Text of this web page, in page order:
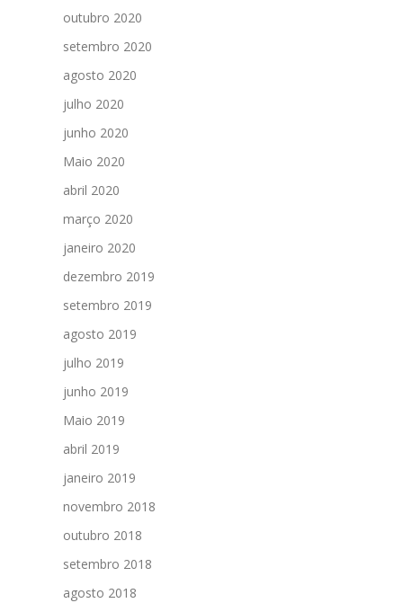
outubro 2020
setembro 2020
agosto 2020
julho 2020
junho 2020
Maio 2020
abril 2020
março 2020
janeiro 2020
dezembro 2019
setembro 2019
agosto 2019
julho 2019
junho 2019
Maio 2019
abril 2019
janeiro 2019
novembro 2018
outubro 2018
setembro 2018
agosto 2018